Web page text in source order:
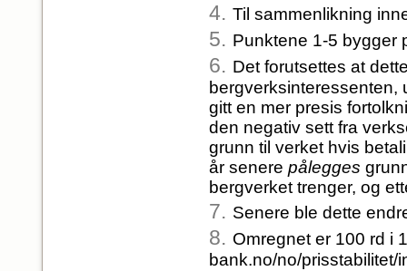
4. Til sammenlikning
5. Punktene 1-5 bygger
6. Det forutsettes at
bergverksinteressenten,
gitt en mer presis
den negativ sett fra
grunn til verket hvis
år senere pålegges
bergverket trenger, og
7. Senere ble dette
8. Omregnet er 100 rd i
bank.no/no/prisstabilitet/